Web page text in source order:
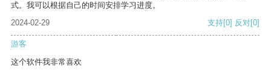
式。我可以根据自己的时间安排学习进度。
2024-02-29
支持[0] 反对[0]
游客
这个软件我非常喜欢